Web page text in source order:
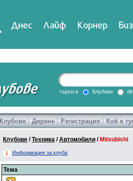
Днес Лайф Корнер
DirTV Impressio
Games
търси в Клубове
Клубове Дирене Регистрация Кой е
Клубове /Техника /Автомобили / Mitsubishi
Информация за клуба
Тема